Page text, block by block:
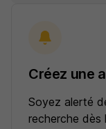
Créez une
Soyez alerté
recherche dès